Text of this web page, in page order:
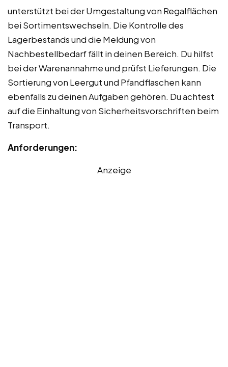
unterstützt bei der Umgestaltung von Regalflächen
bei Sortimentswechseln. Die Kontrolle des
Lagerbestands und die Meldung von
Nachbestellbedarf fällt in deinen Bereich. Du hilfst
bei der Warenannahme und prüfst Lieferungen. Die
Sortierung von Leergut und Pfandflaschen kann
ebenfalls zu deinen Aufgaben gehören. Du achtest
auf die Einhaltung von Sicherheitsvorschriften beim
Transport.
Anforderungen:
Anzeige